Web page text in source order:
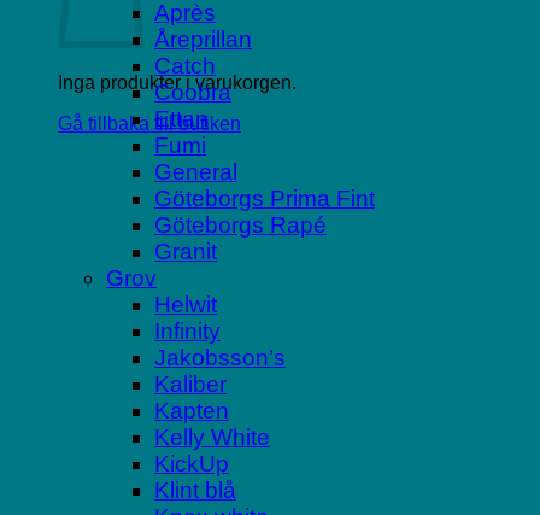
Inga produkter i varukorgen.
Gå tillbaka till butiken
Après
Åreprillan
Catch
Coobra
Ettan
Fumi
General
Göteborgs Prima Fint
Göteborgs Rapé
Granit
Grov
Helwit
Infinity
Jakobsson’s
Kaliber
Kapten
Kelly White
KickUp
Klint blå